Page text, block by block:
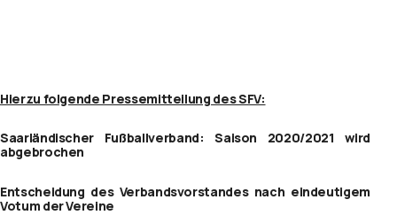
Hierzu folgende Pressemitteilung des SFV:
Saarländischer Fußballverband: Saison 2020/2021 wird
abgebrochen
Entscheidung des Verbandsvorstandes nach eindeutigem
Votum der Vereine